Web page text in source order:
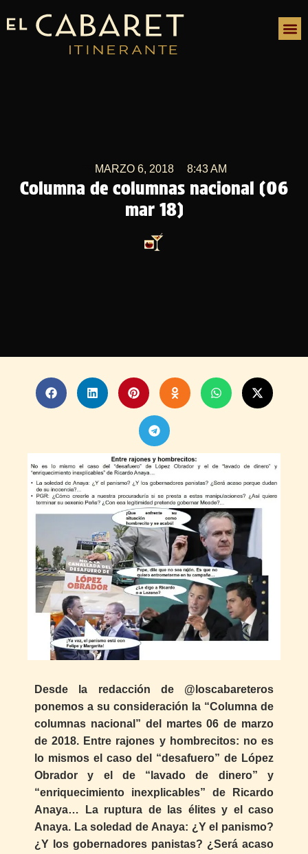
Columna de columnas nacional (06
mar 18)
MARZO 6, 2018 8:43 AM
Desde la redacción de @loscabareteros
ponemos a su consideración la “Columna de
columnas nacional” del martes 06 de marzo
de 2018. Entre rajones y hombrecitos: no es
lo mismos el caso del “desafuero” de López
Obrador y el de “lavado de dinero” y
“enriquecimiento inexplicables” de Ricardo
Anaya… La ruptura de las élites y el caso
Anaya. La soledad de Anaya: ¿Y el panismo?
¿Y los gobernadores panistas? ¿Será acaso